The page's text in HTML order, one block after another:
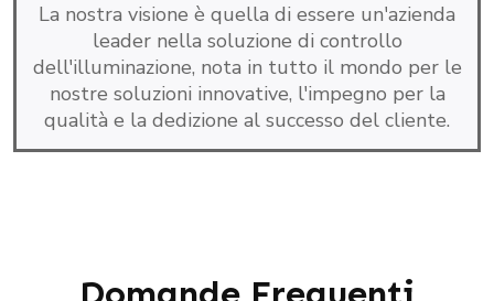
La nostra visione è quella di essere un'azienda
leader nella soluzione di controllo
dell'illuminazione, nota in tutto il mondo per le
nostre soluzioni innovative, l'impegno per la
qualità e la dedizione al successo del cliente.